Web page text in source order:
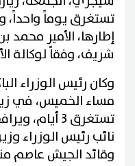
تستغرق يوماً
إطارها، الأمير
شريف، وفقاً لوكالة
وكان رئيس الوزراء
مساء الخميس، في
تستغرق 3
نائب رئيس الوزراء
وقائد الجيش عاصم